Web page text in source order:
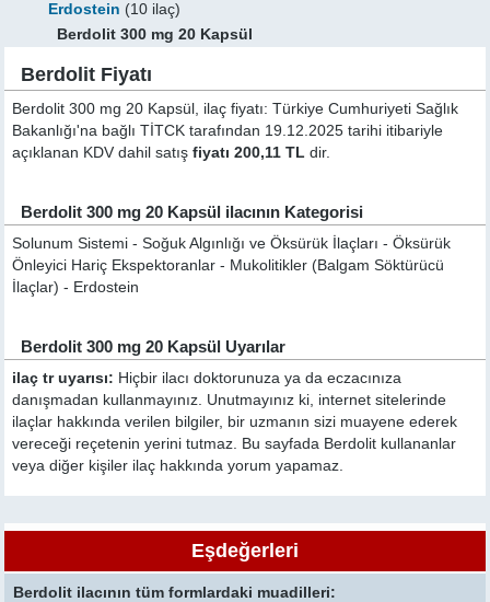
Erdostein (10 ilaç)
Berdolit 300 mg 20 Kapsül
Berdolit Fiyatı
Berdolit 300 mg 20 Kapsül, ilaç fiyatı: Türkiye Cumhuriyeti Sağlık
Bakanlığı'na bağlı TİTCK tarafından 19.12.2025 tarihi itibariyle
açıklanan KDV dahil satışfiyatı 200,11 TL dir.
Berdolit 300 mg 20 Kapsül ilacının Kategorisi
Solunum Sistemi - Soğuk Algınlığı ve Öksürük İlaçları - Öksürük
Önleyici Hariç Ekspektoranlar - Mukolitikler (Balgam Söktürücü
İlaçlar) - Erdostein
Berdolit 300 mg 20 Kapsül Uyarılar
ilaç tr uyarısı: Hiçbir ilacı doktorunuza ya da eczacınıza
danışmadan kullanmayınız. Unutmayınız ki, internet sitelerinde
ilaçlar hakkında verilen bilgiler, bir uzmanın sizi muayene ederek
vereceği reçetenin yerini tutmaz. Bu sayfada Berdolit kullananlar
veya diğer kişiler ilaç hakkında yorum yapamaz.
Eşdeğerleri
Berdolit ilacının tüm formlardaki muadilleri: